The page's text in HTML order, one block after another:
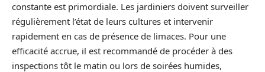
constante est primordiale. Les jardiniers doivent surveiller
régulièrement l’état de leurs cultures et intervenir
rapidement en cas de présence de limaces. Pour une
efficacité accrue, il est recommandé de procéder à des
inspections tôt le matin ou lors de soirées humides,